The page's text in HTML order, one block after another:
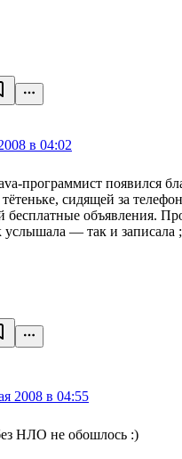
в 04:02
программист появился
сидящей за
объявления.
услышала — так и записала
2008 в 04:55
НЛО не обошлось :)